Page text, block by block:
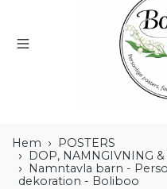
Hem
POSTERS
DOP, NAMNGIVNING
Namntavla barn -
dekoration - Boliboo